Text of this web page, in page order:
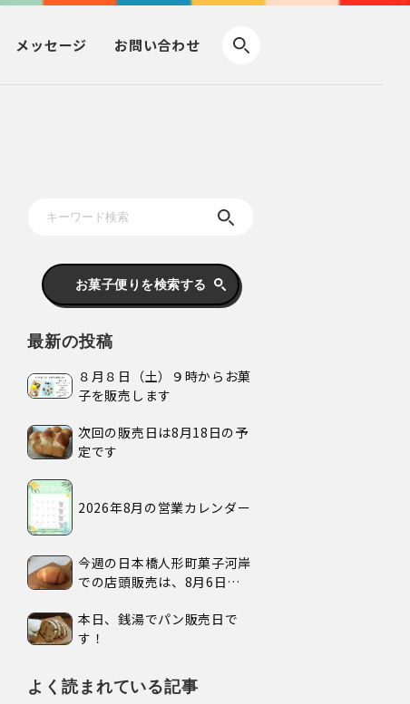
メッセージ お問い合わせ
お菓子便りを検索する
最新の投稿
８月８日（土）９時からお菓
子を販売します
次回の販売日は8月18日の予
定です
2026年8月の営業カレンダー
今週の日本橋人形町菓子河岸
での店頭販売は、8月6日
す。
本日、銭湯でパン販売日で
す！
よく読まれている記事